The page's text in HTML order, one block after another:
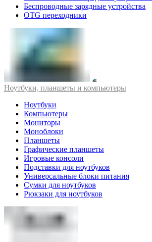
Беспроводные зарядные устройства
OTG переходники
Ноутбуки, планшеты и компьютеры
Ноутбуки
Компьютеры
Мониторы
Моноблоки
Планшеты
Графические планшеты
Игровые консоли
Подставки для ноутбуков
Универсальные блоки питания
Сумки для ноутбуков
Рюкзаки для ноутбуков